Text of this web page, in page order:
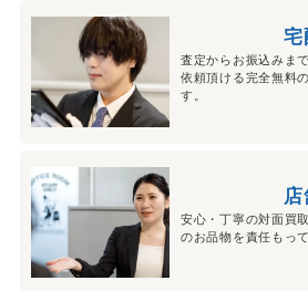
宅
査定からお振込みま
依頼頂ける完全無料
す。
安心・丁寧の対面買
のお品物を責任もっ